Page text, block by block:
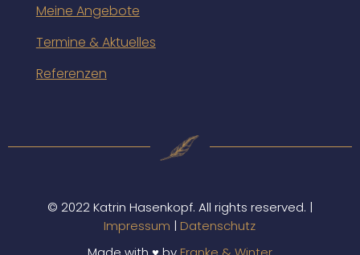
Meine Angebote
Termine & Aktuelles
Referenzen
© 2022 Katrin Hasenkopf. All rights reserved. |
Impressum | Datenschutz